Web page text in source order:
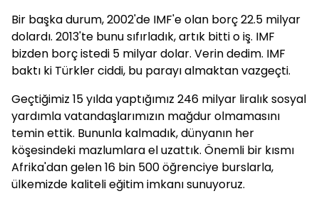
Bir başka durum, 2002'de IMF'e olan borç 22.5 milyar
dolardı. 2013'te bunu sıfırladık, artık bitti o iş. IMF
bizden borç istedi 5 milyar dolar. Verin dedim. IMF
baktı ki Türkler ciddi, bu parayı almaktan vazgeçti.
Geçtiğimiz 15 yılda yaptığımız 246 milyar liralık sosyal
yardımla vatandaşlarımızın mağdur olmamasını
temin ettik. Bununla kalmadık, dünyanın her
köşesindeki mazlumlara el uzattık. Önemli bir kısmı
Afrika'dan gelen 16 bin 500 öğrenciye burslarla,
ülkemizde kaliteli eğitim imkanı sunuyoruz.